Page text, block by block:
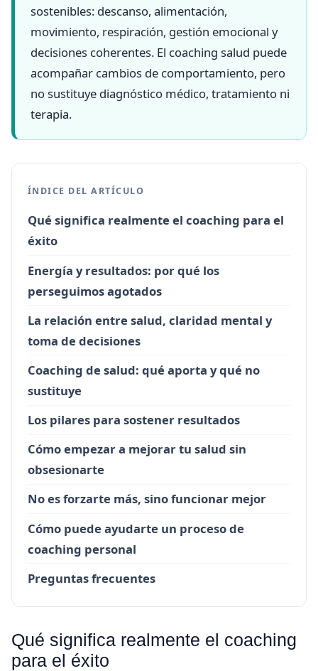
sostenibles: descanso, alimentación,
movimiento, respiración, gestión emocional y
decisiones coherentes. El coaching salud puede
acompañar cambios de comportamiento, pero
no sustituye diagnóstico médico, tratamiento ni
terapia.
ÍNDICE DEL ARTÍCULO
Qué significa realmente el coaching para el
éxito
Energía y resultados: por qué los
perseguimos agotados
La relación entre salud, claridad mental y
toma de decisiones
Coaching de salud: qué aporta y qué no
sustituye
Los pilares para sostener resultados
Cómo empezar a mejorar tu salud sin
obsesionarte
No es forzarte más, sino funcionar mejor
Cómo puede ayudarte un proceso de
coaching personal
Preguntas frecuentes
Qué significa realmente el coaching
para el éxito